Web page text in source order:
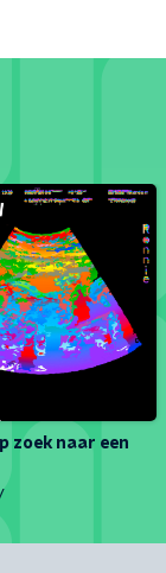
zoek naar een